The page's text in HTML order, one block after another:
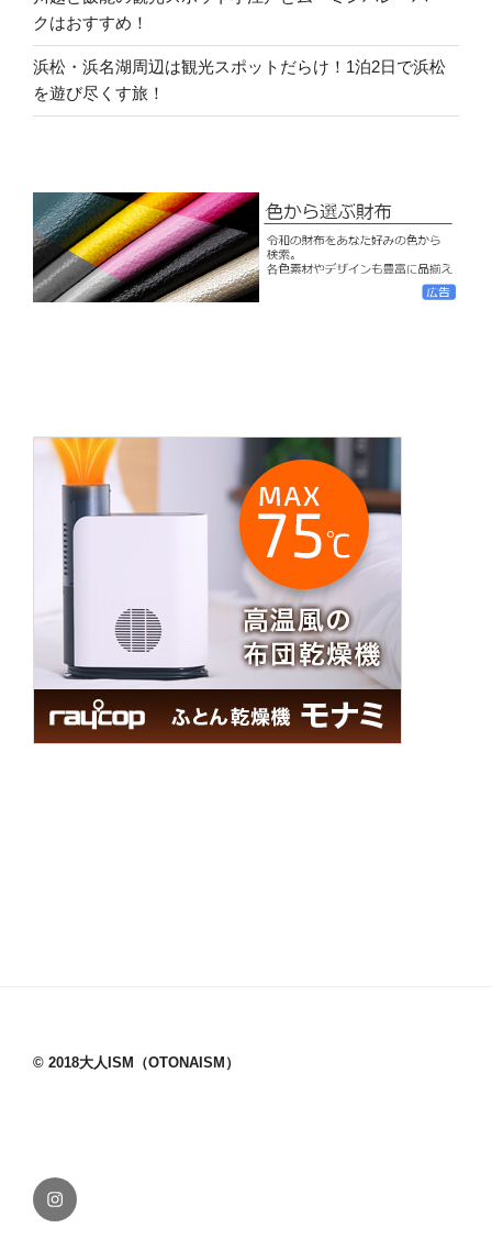
クはおすすめ！
浜松・浜名湖周辺は観光スポットだらけ！1泊2日で浜松
を遊び尽くす旅！
© 2018大人ISM（OTONAISM）
Instagram